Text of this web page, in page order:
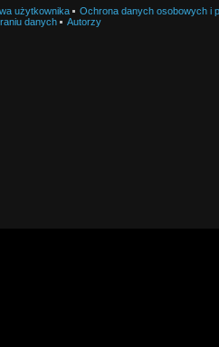
użytkownika
Ochrona danych osobowych i
danych Autorzy